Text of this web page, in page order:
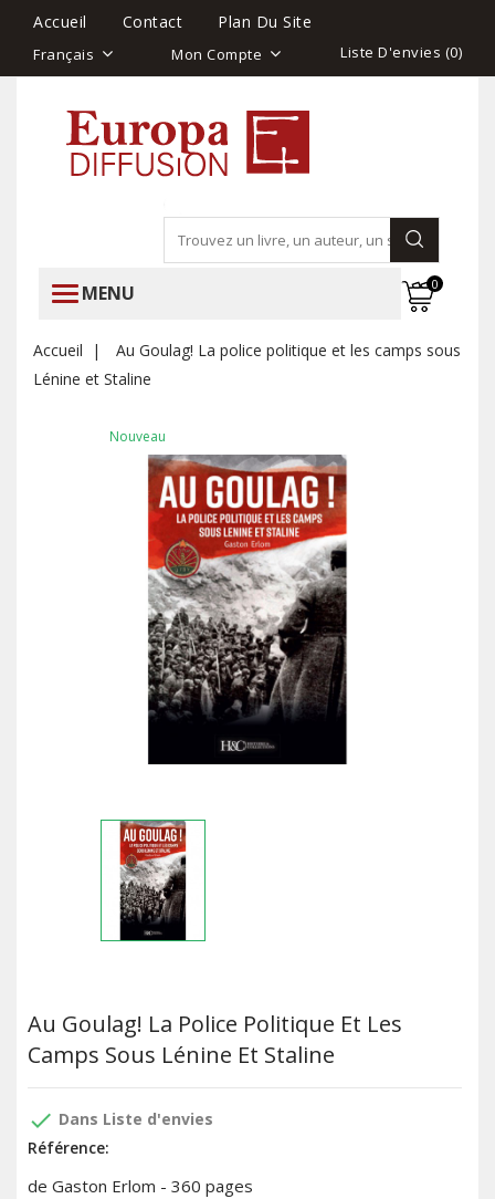
Accueil Contact Plan Du Site
Français Mon Compte Liste D'envies (0)
MENU 0
Accueil
Au Goulag! La police politique et les camps sous
Lénine et Staline
Nouveau
Au Goulag! La Police Politique Et Les
Camps Sous Lénine Et Staline
done Dans Liste d'envies
Référence:
de Gaston Erlom - 360 pages